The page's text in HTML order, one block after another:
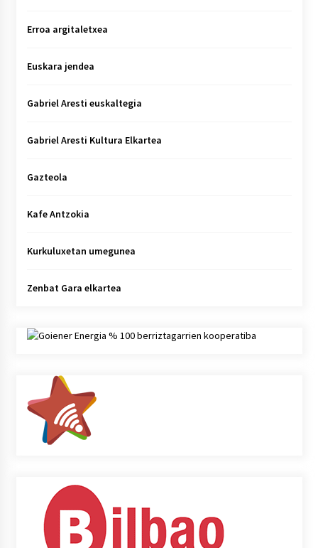
Erroa argitaletxea
Euskara jendea
Gabriel Aresti euskaltegia
Gabriel Aresti Kultura Elkartea
Gazteola
Kafe Antzokia
Kurkuluxetan umegunea
Zenbat Gara elkartea